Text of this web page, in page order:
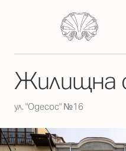
Жилищна
ул. "Одесос" №16